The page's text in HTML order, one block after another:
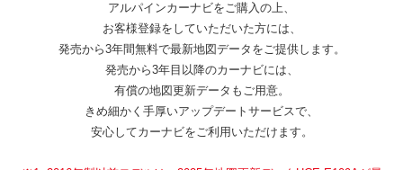
アルパインカーナビをご購入の上、
お客様登録をしていただいた方には、
発売から3年間無料で最新地図データをご提供します。
発売から3年目以降のカーナビには、
有償の地図更新データもご用意。
きめ細かく手厚いアップデートサービスで、
安心してカーナビをご利用いただけます。